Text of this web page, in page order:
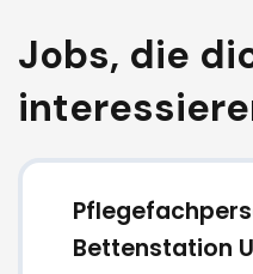
Jobs, die
Bettenstation